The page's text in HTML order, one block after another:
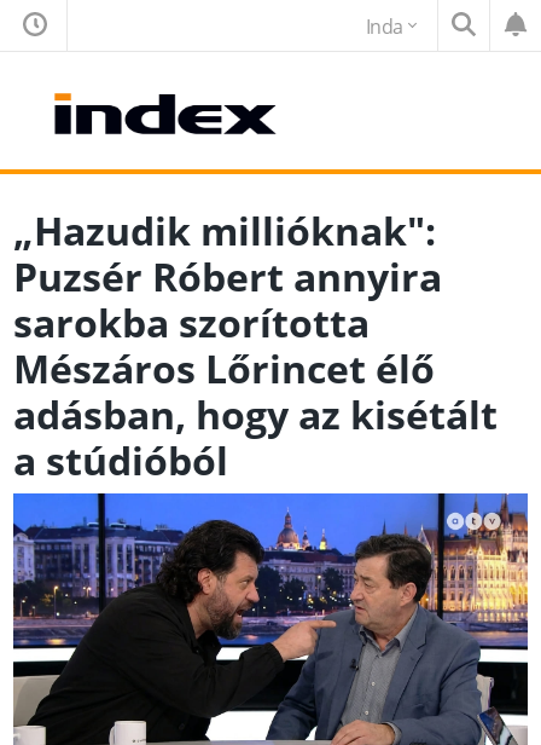
Inda
„Hazudik millióknak":
Puzsér Róbert annyira
sarokba szorította
Mészáros Lőrincet élő
adásban, hogy az kisétált
a stúdióból